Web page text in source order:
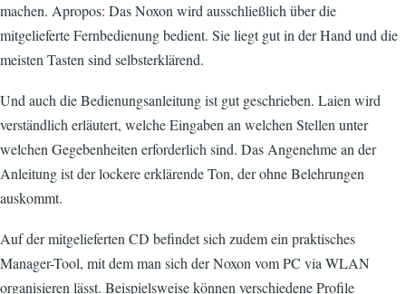
machen. Apropos: Das Noxon wird ausschließlich über die
mitgelieferte Fernbedienung bedient. Sie liegt gut in der Hand und die
meisten Tasten sind selbsterklärend.
Und auch die Bedienungsanleitung ist gut geschrieben. Laien wird
verständlich erläutert, welche Eingaben an welchen Stellen unter
welchen Gegebenheiten erforderlich sind. Das Angenehme an der
Anleitung ist der lockere erklärende Ton, der ohne Belehrungen
auskommt.
Auf der mitgelieferten CD befindet sich zudem ein praktisches
Manager-Tool, mit dem man sich der Noxon vom PC via WLAN
organisieren lässt. Beispielsweise können verschiedene Profile